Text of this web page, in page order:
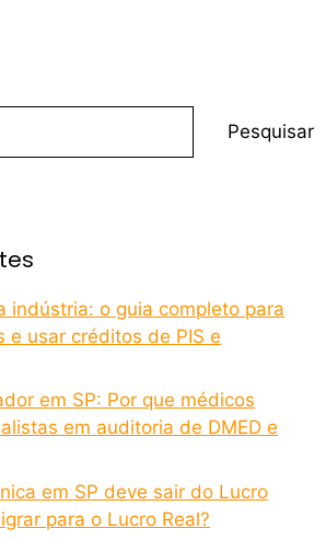
Pesquisar
indústria: o guia completo para
e usar créditos de PIS e
em SP: Por que médicos
em auditoria de DMED e
em SP deve sair do Lucro
para o Lucro Real?